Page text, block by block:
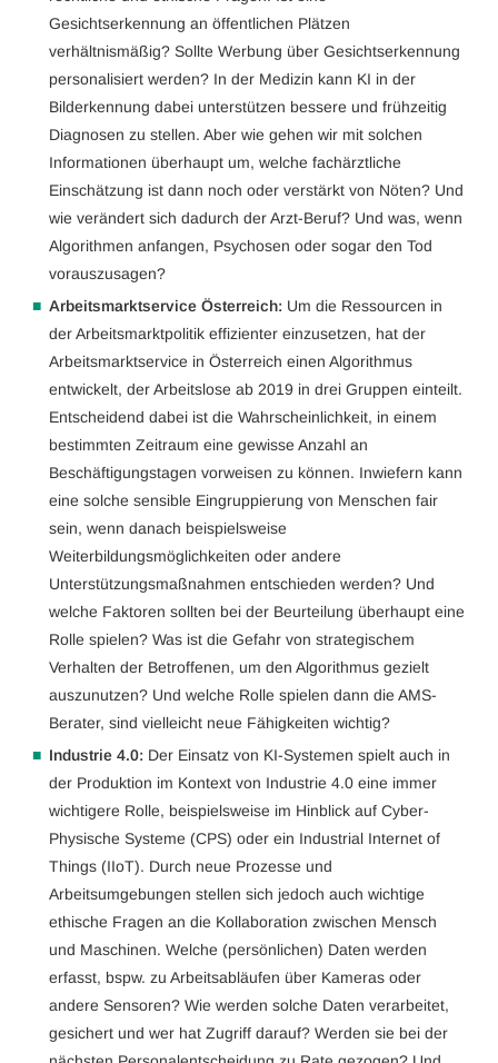
Gesichtserkennung an öffentlichen Plätzen
verhältnismäßig? Sollte Werbung über Gesichtserkennung
personalisiert werden? In der Medizin kann KI in der
Bilderkennung dabei unterstützen bessere und frühzeitig
Diagnosen zu stellen. Aber wie gehen wir mit solchen
Informationen überhaupt um, welche fachärztliche
Einschätzung ist dann noch oder verstärkt von Nöten? Und
wie verändert sich dadurch der Arzt-Beruf? Und was, wenn
Algorithmen anfangen, Psychosen oder sogar den Tod
vorauszusagen?
Arbeitsmarktservice Österreich: Um die Ressourcen in
der Arbeitsmarktpolitik effizienter einzusetzen, hat der
Arbeitsmarktservice in Österreich einen Algorithmus
entwickelt, der Arbeitslose ab 2019 in drei Gruppen einteilt.
Entscheidend dabei ist die Wahrscheinlichkeit, in einem
bestimmten Zeitraum eine gewisse Anzahl an
Beschäftigungstagen vorweisen zu können. Inwiefern kann
eine solche sensible Eingruppierung von Menschen fair
sein, wenn danach beispielsweise
Weiterbildungsmöglichkeiten oder andere
Unterstützungsmaßnahmen entschieden werden? Und
welche Faktoren sollten bei der Beurteilung überhaupt eine
Rolle spielen? Was ist die Gefahr von strategischem
Verhalten der Betroffenen, um den Algorithmus gezielt
auszunutzen? Und welche Rolle spielen dann die AMS-
Berater, sind vielleicht neue Fähigkeiten wichtig?
Industrie 4.0: Der Einsatz von KI-Systemen spielt auch in
der Produktion im Kontext von Industrie 4.0 eine immer
wichtigere Rolle, beispielsweise im Hinblick auf Cyber-
Physische Systeme (CPS) oder ein Industrial Internet of
Things (IIoT). Durch neue Prozesse und
Arbeitsumgebungen stellen sich jedoch auch wichtige
ethische Fragen an die Kollaboration zwischen Mensch
und Maschinen. Welche (persönlichen) Daten werden
erfasst, bspw. zu Arbeitsabläufen über Kameras oder
andere Sensoren? Wie werden solche Daten verarbeitet,
gesichert und wer hat Zugriff darauf? Werden sie bei der